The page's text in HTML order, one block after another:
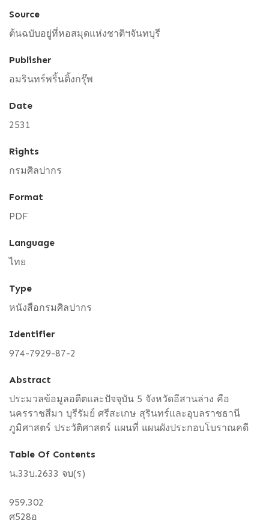
Source
ต้นฉบับอยู่ที่หอสมุดแห่งชาติฯจันทบุรี
Publisher
อมรินทร์พริ้นติ้งกรุ๊พ
Date
2531
Rights
กรมศิลปากร
Format
PDF
Language
ไทย
Type
หนังสือกรมศิลปากร
Identifier
974-7929-87-2
Abstract
ประมวลข้อมูลอดีตและปัจจุบัน 5 จังหวัดอีสานล่าง คือ
นครราชสีมา บุรีรัมย์ ศรีสะเกษ สุรินทร์และอุบลราชธานี
ภูมิศาสตร์ ประวัติศาสตร์ แผนที่ แผนผังประกอบโบราณคดี
Table Of Contents
น.33บ.2633 จบ(ร)
959.302
ศ528อ